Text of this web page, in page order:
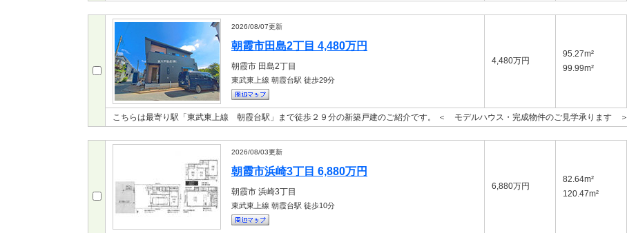
2026/08/07更新
朝霞市田島2丁目 4,480万円
朝霞市 田島2丁目
東武東上線 朝霞台駅 徒歩29分
4,480万円
95.27m²
99.99m²
こちらは最寄り駅「東武東上線 朝霞台駅」まで徒歩２９分の新築戸建のご紹介です。 ＜ モデルハウス・完成物件のご見学承ります ＞
2026/08/03更新
朝霞市浜崎3丁目 6,880万円
朝霞市 浜崎3丁目
東武東上線 朝霞台駅 徒歩10分
6,880万円
82.64m²
120.47m²